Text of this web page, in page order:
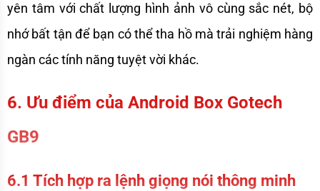
yên tâm với chất lượng hình ảnh vô cùng sắc nét, bộ
nhớ bất tận để bạn có thể tha hồ mà trải nghiệm hàng
ngàn các tính năng tuyệt vời khác.
6. Ưu điểm của Android Box Gotech
GB9
6.1 Tích hợp ra lệnh giọng nói thông minh